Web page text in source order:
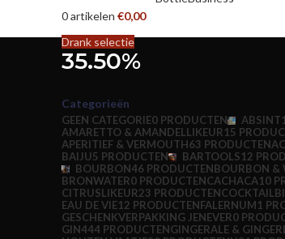
0artikelen €0,00
Drank selectie
35.50%
Categorieën
GEEN CATEGORIE0 PRODUCTEN ABSINT
AMARETTO & AMANDELLIKEUR15
APERITIEF & VERMOUTH63 PRODUCTEN
BAIJU5 PRODUCTEN BARTOOLS12
BOURBON46 PRODUCTENBOURBON &
BRONWATER0 PRODUCTENCACHACA10
CITRUSLIKEUR23 PRODUCTEN
EAU DE VIE12 PRODUCTENFALERNUM1
GESCHENKVERPAKKING JENEVER0
GIN444 PRODUCTENGINGERALE &